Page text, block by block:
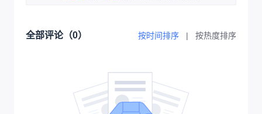
全部评论（0） 按时间排序 | 按热度排序